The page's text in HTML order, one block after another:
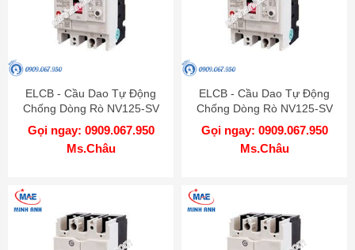
ELCB - Cầu Dao Tự Động
Chống Dòng Rò NV125-SV
4P 40A 30kA 1.2.500mA TD
MITSUBISHI
Gọi ngay: 0909.067.950
Ms.Châu
ELCB - Cầu Dao Tự Động
Chống Dòng Rò NV125-SV
4P 20A 30kA 1.2.500mA TD
MITSUBISHI
Gọi ngay: 0909.067.950
Ms.Châu